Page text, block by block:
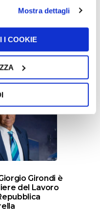
Mostra dettagli
I COOKIE
la
Girondi è
del Lavoro